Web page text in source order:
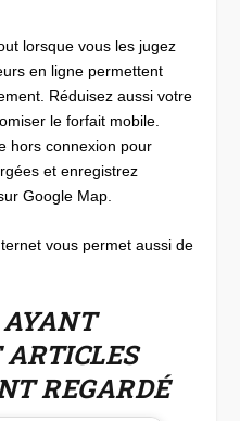
lorsque vous les jugez
en ligne permettent
Réduisez aussi votre
le forfait mobile.
hors connexion pour
et enregistrez
Google Map.
vous permet aussi de
ARTICLES
REGARDÉ